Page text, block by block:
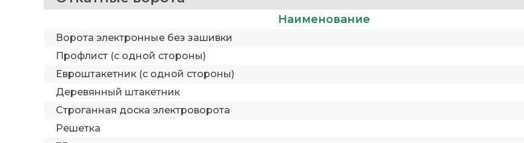
Наименование
Ворота электронные без зашивки
Профлист (с одной стороны)
Евроштакетник (с одной стороны)
Деревянный штакетник
Строганная доска электроворота
Решетка